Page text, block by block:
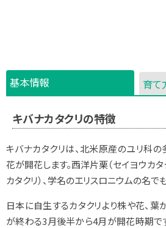
基本情報 育て
キバナカタクリの特徴
キバナカタクリは、北米原産のユリ科
花が開花します。西洋片栗（セイヨウカタ
カタクリ）、学名のエリスロニウムの名で
日本に自生するカタクリより株や花、葉
が終わる3月後半から4月が開花時期で